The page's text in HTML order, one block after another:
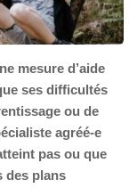
mesure d’aide
ses difficultés
ou de
agréé‑e
pas ou que
des plans